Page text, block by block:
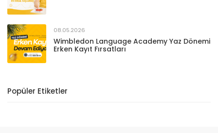
08.05.2026
Wimbledon Language Academy Yaz Dönemi
Erken Kayıt Fırsatları
Popüler Etiketler